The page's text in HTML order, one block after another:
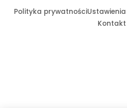
Sprintem do maratonu
Polityka prywatności
Kontakt